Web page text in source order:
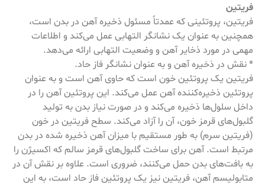
فریتین
فریتین، پروتئینی که عمدتاً مسئول ذخیره آهن در بدن است،
همچنین به عنوان یک نشانگر التهابی عمل می‌کند و اطلاعات
مهمی در مورد ذخایر آهن و وضعیت التهابی ارائه می‌دهد.
* نقش در ذخیره آهن و به عنوان نشانگر فاز حاد.
فریتین یک پروتئین خون است که حاوی آهن است و به عنوان
پروتئین ذخیره‌کننده آهن عمل می‌کند. این پروتئین آهن را در
داخل سلول‌ها ذخیره می‌کند و در صورت نیاز بدن به تولید
گلبول‌های قرمز خون، آن را آزاد می‌کند. سطح فریتین در خون
(فریتین سرم) به طور مستقیم با میزان آهن ذخیره شده در بدن
مرتبط است. آهن برای ساخت گلبول‌های قرمز سالم که اکسیژن را
به بافت‌های بدن حمل می‌کنند، ضروری است. علاوه بر نقش آن در
متابولیسم آهن، فریتین نیز یک پروتئین فاز حاد است، به این